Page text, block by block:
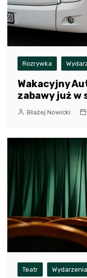
Rozrywka
Wakacyjny
zabawy już w
Błażej Nowicki
Teatr Wydarzenia